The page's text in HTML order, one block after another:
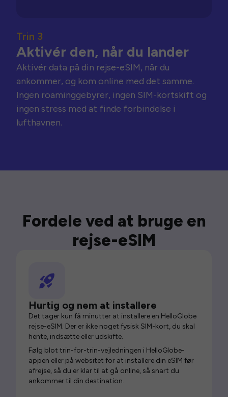
Trin 3
Aktivér den, når du lander
Aktivér data på din rejse-eSIM, når du
ankommer, og kom online med det samme.
Ingen roaminggebyrer, ingen SIM-kortskift og
ingen stress med at finde forbindelse i
lufthavnen.
Fordele ved at bruge en
rejse-eSIM
Hurtig og nem at installere
Det tager kun få minutter at installere en HelloGlobe
rejse-eSIM. Der er ikke noget fysisk SIM-kort, du skal
hente, indsætte eller udskifte.
Følg blot trin-for-trin-vejledningen i HelloGlobe-
appen eller på websitet for at installere din eSIM før
afrejse, så du er klar til at gå online, så snart du
ankommer til din destination.